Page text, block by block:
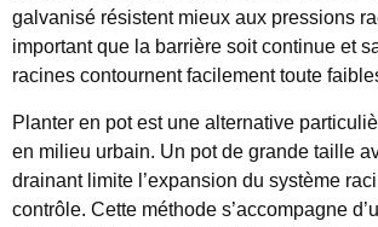
galvanisé résistent mieux aux pressions
important que la barrière soit continue et
racines contournent facilement toute
Planter en pot est une alternative
en milieu urbain. Un pot de grande taille
drainant limite l’expansion du système
contrôle. Cette méthode s’accompagne